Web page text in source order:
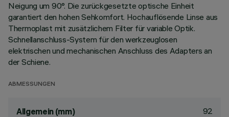
Neigung um 90°. Die zurückgesetzte optische Einheit
garantiert den hohen Sehkomfort. Hochauflösende Linse aus
Thermoplast mit zusätzlichem Filter für variable Optik.
Schnellanschluss-System für den werkzeuglosen
elektrischen und mechanischen Anschluss des Adapters an
der Schiene.
ABMESSUNGEN
Allgemein (mm) 92